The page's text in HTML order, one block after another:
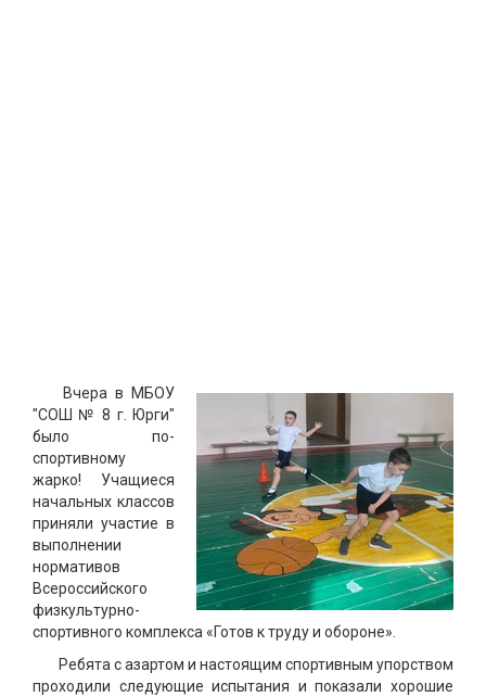
Вчера в МБОУ
"СОШ № 8 г. Юрги"
было по-
спортивному
жарко! Учащиеся
начальных классов
приняли участие в
выполнении
нормативов
Всероссийского
физкультурно-
спортивного комплекса «Готов к труду и обороне».
Ребята с азартом и настоящим спортивным упорством
проходили следующие испытания и показали хорошие